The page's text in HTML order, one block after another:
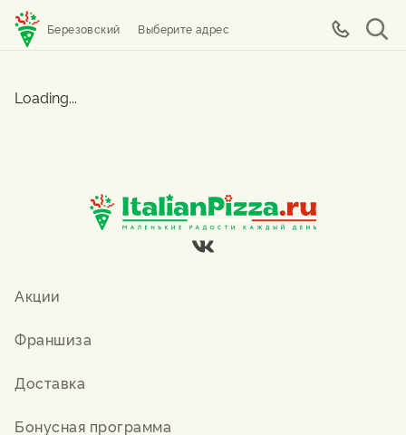
Березовский Выберите адрес
Loading...
Акции
Франшиза
Доставка
Бонусная программа